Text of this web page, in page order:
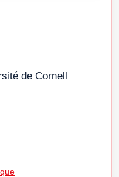
de Cornell